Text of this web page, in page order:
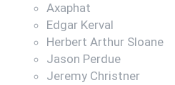
Axaphat
Edgar Kerval
Herbert Arthur Sloane
Jason Perdue
Jeremy Christner